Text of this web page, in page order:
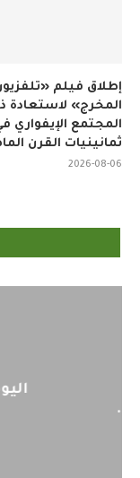
إطلاق فيلم
المخرج» لاستعادة
المجتمع الإيفواري
ثمانينيات القرن
2026-08-06
اليوم :